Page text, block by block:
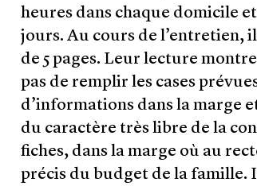
heures dans chaque domicile
jours. Au cours de l’entretien,
de 5 pages. Leur lecture
pas de remplir les cases
d’informations dans la marge
du caractère très libre de la
fiches, dans la marge où au
précis du budget de la famille.